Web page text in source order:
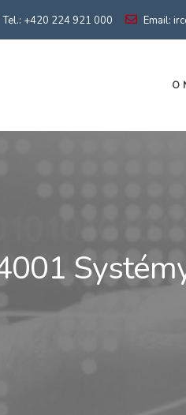
Tel.: +420 224 921 000 Email:
O